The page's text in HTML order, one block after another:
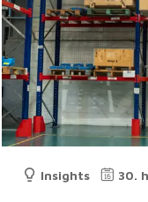
Insights 30.